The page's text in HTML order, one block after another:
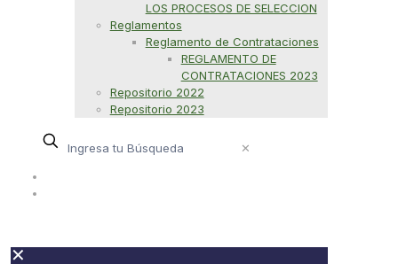
LOS PROCESOS DE SELECCION
Reglamentos
Reglamento de Contrataciones
REGLAMENTO DE
CONTRATACIONES 2023
Repositorio 2022
Repositorio 2023
✕
✕